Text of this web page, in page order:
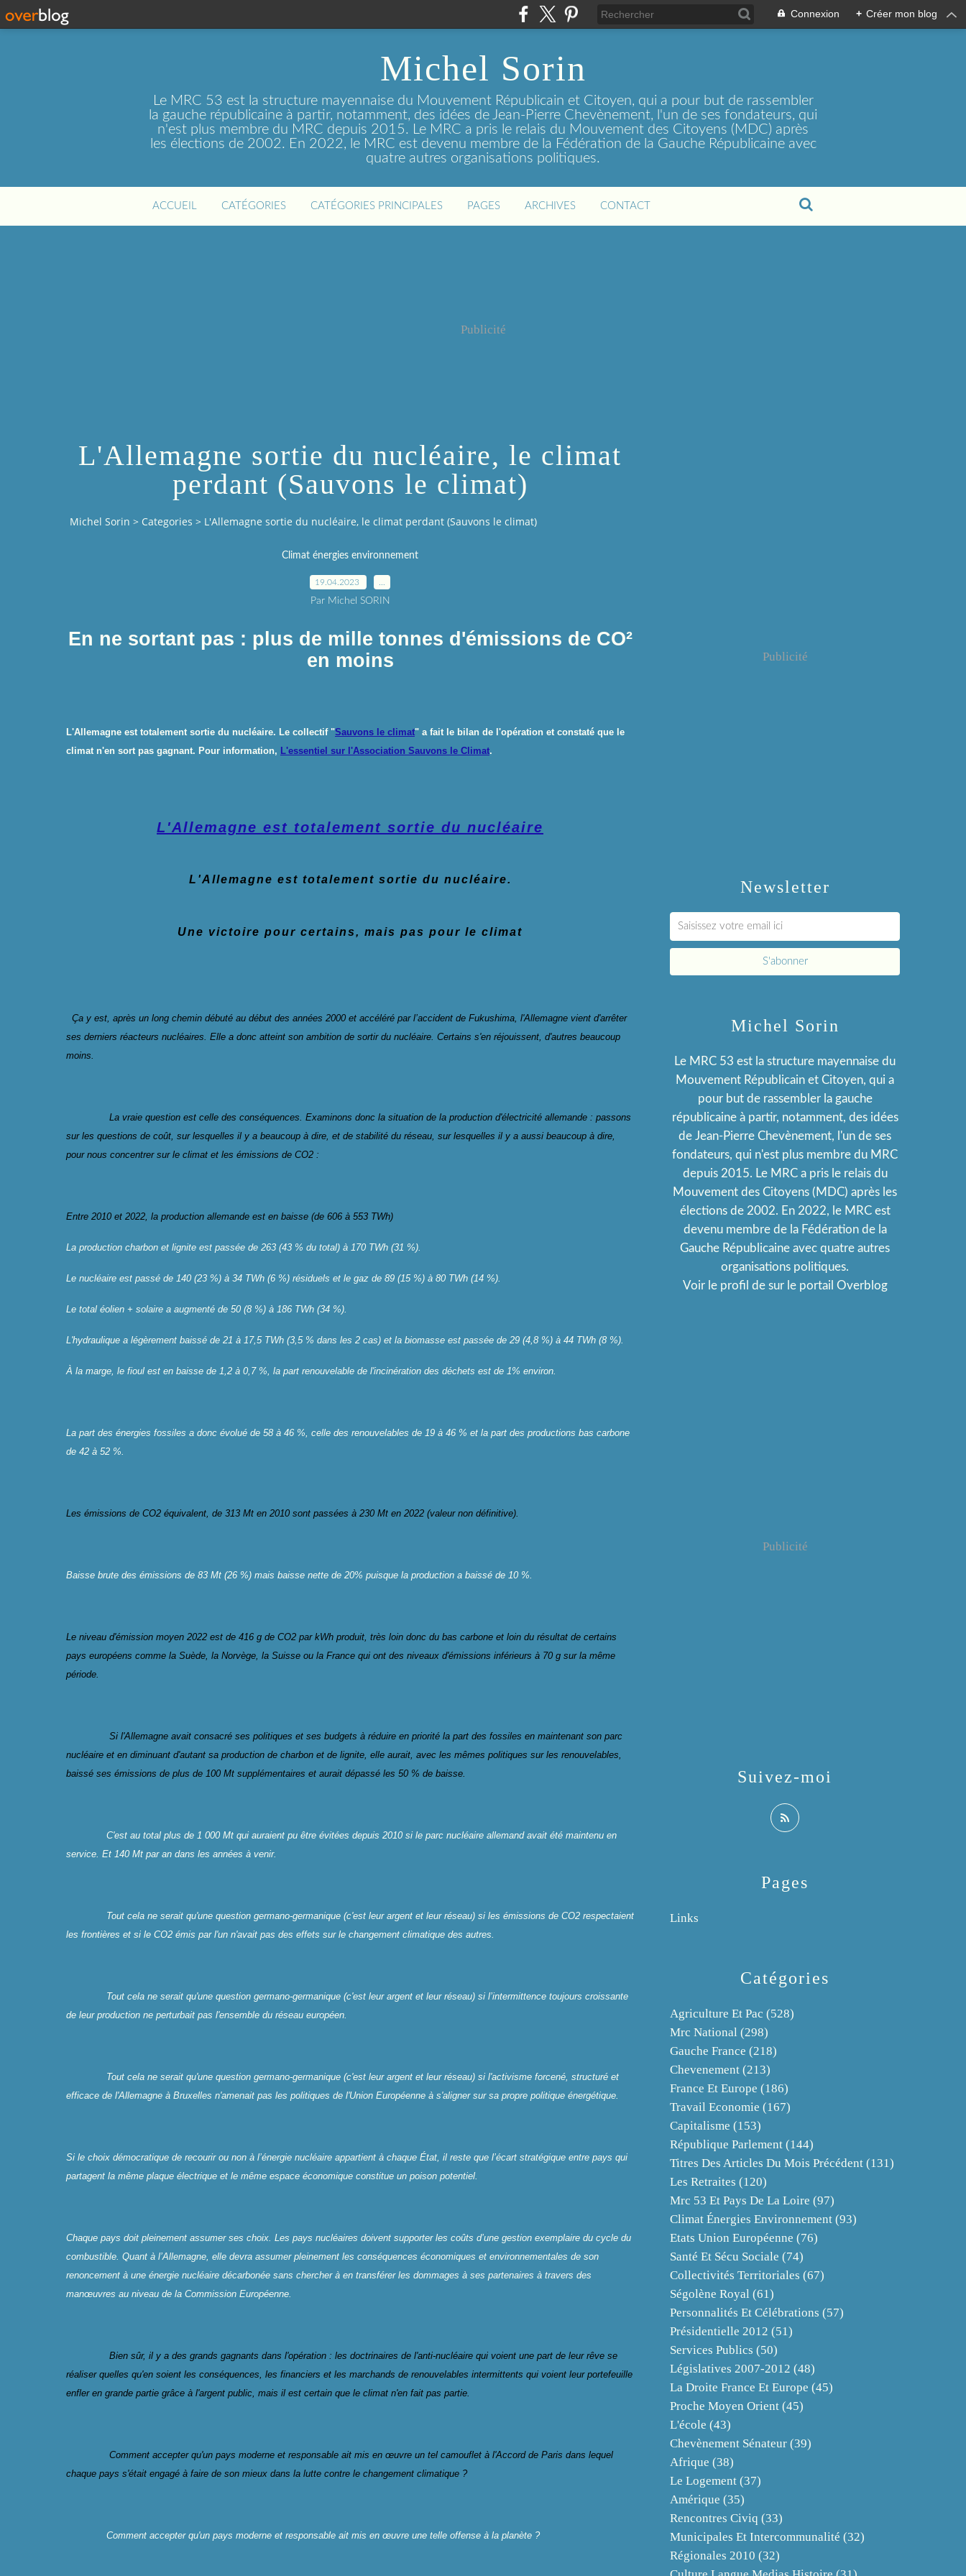
Connexion + Créer mon blog
Michel Sorin
Le MRC 53 est la structure mayennaise du Mouvement Républicain et Citoyen, qui a pour but de rassembler
la gauche républicaine à partir, notamment, des idées de Jean-Pierre Chevènement, l'un de ses fondateurs, qui
n'est plus membre du MRC depuis 2015. Le MRC a pris le relais du Mouvement des Citoyens (MDC) après
les élections de 2002. En 2022, le MRC est devenu membre de la Fédération de la Gauche Républicaine avec
quatre autres organisations politiques.
ACCUEIL CATÉGORIES CATÉGORIES PRINCIPALES PAGES ARCHIVES CONTACT
Publicité
L'Allemagne sortie du nucléaire, le climat
perdant (Sauvons le climat)
Michel Sorin > Categories > L'Allemagne sortie du nucléaire, le climat perdant (Sauvons le climat)
Climat énergies environnement
19.04.2023
Par Michel SORIN
En ne sortant pas : pl us de mille tonnes d'émissions de CO²
en moins
L'Allemagne est totalement sortie du nucléaire. Le collectif "Sauvons le climat" a fait le bilan de l'opération et constaté que le
climat n'en sort pas gagnant. Pour information, L'essentiel sur l'Association Sauvons le Climat.
L'Allemagne est totalement sortie du nucléaire
L'Allemagne est totalement sortie du nucléaire.
Une victoire pour certains, mais pas pour le climat
Ça y est, après un long chemin débuté au début des années 2000 et accéléré par l’accident de Fukushima, l'Allemagne vient d'arrêter
ses derniers réacteurs nucléaires. Elle a donc atteint son ambition de sortir du nucléaire. Certains s'en réjouissent, d'autres beaucoup
moins.
La vraie question est celle des conséquences. Examinons donc la situation de la production d'électricité allemande : passons
sur les questions de coût, sur lesquelles il y a beaucoup à dire, et de stabilité du réseau, sur lesquelles il y a aussi beaucoup à dire,
pour nous concentrer sur le climat et les émissions de CO2 :
Entre 2010 et 2022, la production allemande est en baisse (de 606 à 553 TWh)
La production charbon et lignite est passée de 263 (43 % du total) à 170 TWh (31 %).
Le nucléaire est passé de 140 (23 %) à 34 TWh (6 %) résiduels et le gaz de 89 (15 %) à 80 TWh (14 %).
Le total éolien + solaire a augmenté de 50 (8 %) à 186 TWh (34 %).
L'hydraulique a légèrement baissé de 21 à 17,5 TWh (3,5 % dans les 2 cas) et la biomasse est passée de 29 (4,8 %) à 44 TWh (8 %).
À la marge, le fioul est en baisse de 1,2 à 0,7 %, la part renouvelable de l'incinération des déchets est de 1% environ.
La part des énergies fossiles a donc évolué de 58 à 46 %, celle des renouvelables de 19 à 46 % et la part des productions bas carbone
de 42 à 52 %.
Les émissions de CO2 équivalent, de 313 Mt en 2010 sont passées à 230 Mt en 2022 (valeur non définitive).
Baisse brute des émissions de 83 Mt (26 %) mais baisse nette de 20% puisque la production a baissé de 10 %.
Le niveau d'émission moyen 2022 est de 416 g de CO2 par kWh produit, très loin donc du bas carbone et loin du résultat de certains
pays européens comme la Suède, la Norvège, la Suisse ou la France qui ont des niveaux d'émissions inférieurs à 70 g sur la même
période.
Si l'Allemagne avait consacré ses politiques et ses budgets à réduire en priorité la part des fossiles en maintenant son parc
nucléaire et en diminuant d'autant sa production de charbon et de lignite, elle aurait, avec les mêmes politiques sur les renouvelables,
baissé ses émissions de plus de 100 Mt supplémentaires et aurait dépassé les 50 % de baisse.
C'est au total plus de 1 000 Mt qui auraient pu être évitées depuis 2010 si le parc nucléaire allemand avait été maintenu en
service. Et 140 Mt par an dans les années à venir.
Tout cela ne serait qu'une question germano-germanique (c'est leur argent et leur réseau) si les émissions de CO2 respectaient
les frontières et si le CO2 émis par l'un n'avait pas des effets sur le changement climatique des autres.
Tout cela ne serait qu'une question germano-germanique (c'est leur argent et leur réseau) si l’intermittence toujours croissante
de leur production ne perturbait pas l'ensemble du réseau européen.
Tout cela ne serait qu'une question germano-germanique (c'est leur argent et leur réseau) si l'activisme forcené, structuré et
efficace de l'Allemagne à Bruxelles n'amenait pas les politiques de l'Union Européenne à s'aligner sur sa propre politique énergétique.
Si le choix démocratique de recourir ou non à l’énergie nucléaire appartient à chaque État, il reste que l’écart stratégique entre pays qui
partagent la même plaque électrique et le même espace économique constitue un poison potentiel.
Chaque pays doit pleinement assumer ses choix. Les pays nucléaires doivent supporter les coûts d’une gestion exemplaire du cycle du
combustible. Quant à l’Allemagne, elle devra assumer pleinement les conséquences économiques et environnementales de son
renoncement à une énergie nucléaire décarbonée sans chercher à en transférer les dommages à ses partenaires à travers des
manœuvres au niveau de la Commission Européenne.
Bien sûr, il y a des grands gagnants dans l'opération : les doctrinaires de l'anti-nucléaire qui voient une part de leur rêve se
réaliser quelles qu'en soient les conséquences, les financiers et les marchands de renouvelables intermittents qui voient leur portefeuille
enfler en grande partie grâce à l'argent public, mais il est certain que le climat n'en fait pas partie.
Comment accepter qu'un pays moderne et responsable ait mis en œuvre un tel camouflet à l'Accord de Paris dans lequel
chaque pays s'était engagé à faire de son mieux dans la lutte contre le changement climatique ?
Comment accepter qu'un pays moderne et responsable ait mis en œuvre une telle offense à la planète ?
Newsletter
Publicité
Catégories
Agriculture Et Pac (528)
Mrc National (298)
Gauche France (218)
Chevenement (213)
France Et Europe (186)
Travail Economie (167)
Capitalisme (153)
République Parlement (144)
Titres Des Articles Du Mois Précédent (131)
Les Retraites (120)
Mrc 53 Et Pays De La Loire (97)
Climat Énergies Environnement (93)
Etats Union Européenne (76)
Santé Et Sécu Sociale (74)
Collectivités Territoriales (67)
Ségolène Royal (61)
Personnalités Et Célébrations (57)
Présidentielle 2012 (51)
Services Publics (50)
Législatives 2007-2012 (48)
La Droite France Et Europe (45)
Proche Moyen Orient (45)
L'école (43)
Chevènement Sénateur (39)
Afrique (38)
Le Logement (37)
Amérique (35)
Rencontres Civiq (33)
Municipales Et Intercommunalité (32)
Régionales 2010 (32)
Pages
Links
Michel Sorin
Le MRC 53 est la structure mayennaise du
Mouvement Républicain et Citoyen, qui a
pour but de rassembler la gauche
républicaine à partir, notamment, des idées
de Jean-Pierre Chevènement, l'un de ses
fondateurs, qui n'est plus membre du MRC
depuis 2015. Le MRC a pris le relais du
Mouvement des Citoyens (MDC) après les
élections de 2002. En 2022, le MRC est
devenu membre de la Fédération de la
Gauche Républicaine avec quatre autres
organisations politiques.
Voir le profil de sur le portail Overblog
Suivez-moi
Publicité